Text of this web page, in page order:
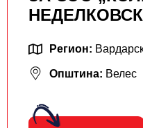
Регион:
Општина: Велес